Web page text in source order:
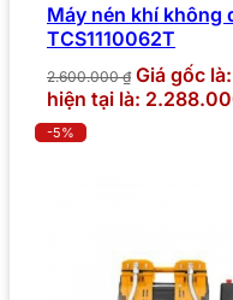
Máy nén khí không
TCS1110062T
2.600.000₫ Giá gốc
hiện tại là:
-5%